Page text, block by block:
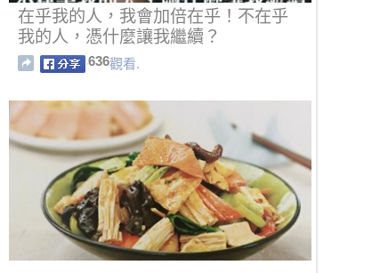
在乎我的人，我會加倍在乎！不在乎
我的人，憑什麼讓我繼續？
636觀看.